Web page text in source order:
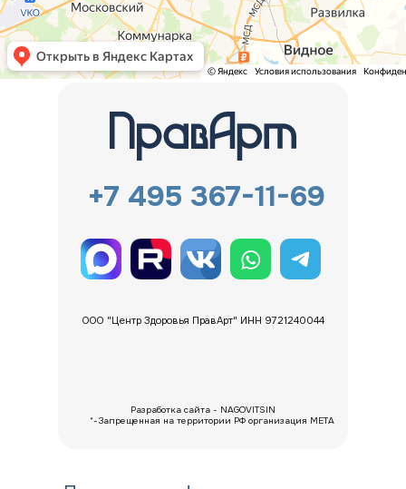
Разработка сайта - NAGOVITSIN
*-Запрещенная на территории РФ организация META
*
+7 495 367-11-69
ООО "Центр Здоровья ПравАрт" ИНН 9721240044